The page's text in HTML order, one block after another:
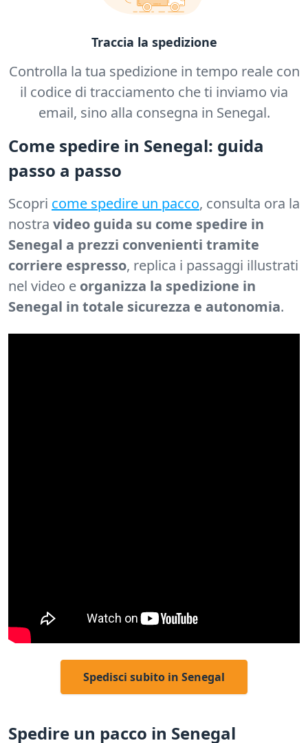
Traccia la spedizione
Controlla la tua spedizione in tempo reale con
il codice di tracciamento che ti inviamo via
email, sino alla consegna in Senegal.
Come spedire in Senegal: guida
passo a passo
Scopri come spedire un pacco, consulta ora la
nostra video guida su come spedire in
Senegal a prezzi convenienti tramite
corriere espresso, replica i passaggi illustrati
nel video e organizza la spedizione in
Senegal in totale sicurezza e autonomia.
Spedisci subito in Senegal
Spedire un pacco in Senegal